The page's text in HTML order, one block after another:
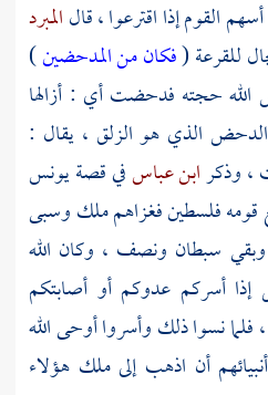
القوم إذا اقترعوا ، قالالمبرد
للقرعة (فكان من المدحضين)
الله حجته فدحضت أي : أزالها
الذي هو الزلق ، يقال :
، وذكرابن عباسفي قصةيونس
فلسطينفغزاهم ملك وسبى
سبطان ونصف ، وكان الله
إذا أسركم عدوكم أو أصابتكم
نسوا ذلك وأسروا أوحى الله
أن اذهب إلى ملك هؤلاء